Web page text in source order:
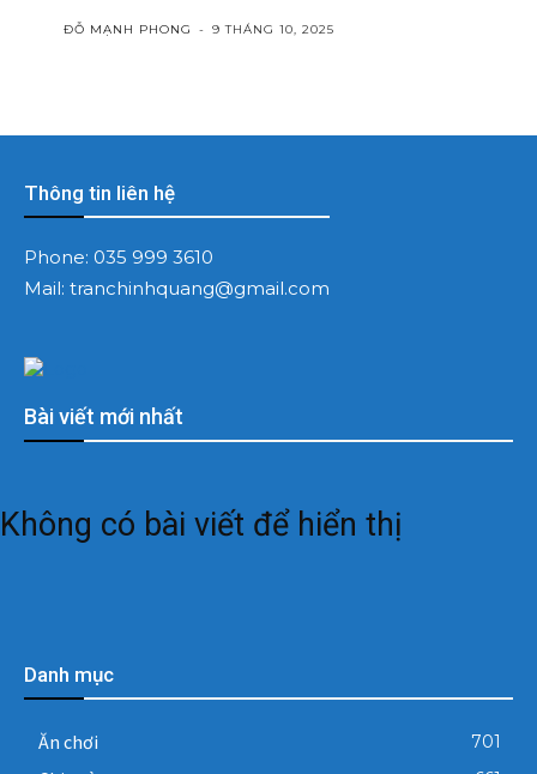
ĐỖ MẠNH PHONG - 9 THÁNG 10, 2025
Bài viết mới nhất
Không có bài viết để hiển thị
Danh mục
Ăn chơi 701
Thông tin liên hệ
Phone: 035 999 3610
Mail: tranchinhquang@gmail.com